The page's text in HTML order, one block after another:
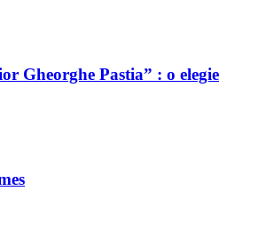
Gheorghe Pastia” : o elegie